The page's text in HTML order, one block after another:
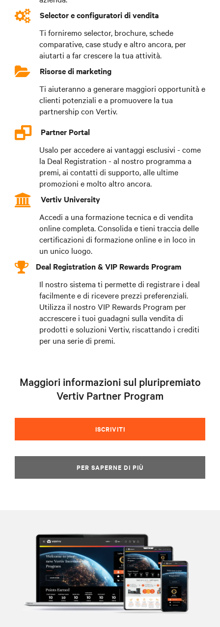
Selector e configuratori di vendita
Ti forniremo selector, brochure, schede
comparative, case study e altro ancora, per
aiutarti a far crescere la tua attività.
Risorse di marketing
Ti aiuteranno a generare maggiori opportunità e
clienti potenziali e a promuovere la tua
partnership con Vertiv.
Partner Portal
Usalo per accedere ai vantaggi esclusivi - come
la Deal Registration - al nostro programma a
premi, ai contatti di supporto, alle ultime
promozioni e molto altro ancora.
Vertiv University
Accedi a una formazione tecnica e di vendita
online completa. Consolida e tieni traccia delle
certificazioni di formazione online e in loco in
un unico luogo.
Deal Registration & VIP Rewards Program
Il nostro sistema ti permette di registrare i deal
facilmente e di ricevere prezzi preferenziali.
Utilizza il nostro VIP Rewards Program per
accrescere i tuoi guadagni sulla vendita di
prodotti e soluzioni Vertiv, riscattando i crediti
per una serie di premi.
Maggiori informazioni sul pluripremiato
Vertiv Partner Program
ISCRIVITI
PER SAPERNE DI PIÙ